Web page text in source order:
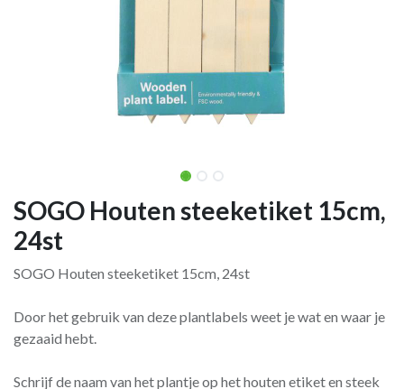
SOGO Houten steeketiket 15cm,
24st
SOGO Houten steeketiket 15cm, 24st
Door het gebruik van deze plantlabels weet je wat en waar je
gezaaid hebt.
Schrijf de naam van het plantje op het houten etiket en steek